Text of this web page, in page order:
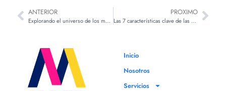
ANTERIOR
Explorando el universo de los metabuscadores: Una herramienta transformadora en la navegación web
PROXIMO
Las 7 características clave de las redes sociales y el empleo en 2023
Inicio
Nosotros
Servicios